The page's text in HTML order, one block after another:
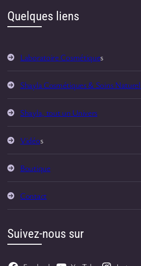
Quelques liens
Laboratoire Cosmétiques
Shayla Cosmétiques & Soins
Shayla, tout un Univers
Vidéos
Boutique
Contact
Suivez-nous sur